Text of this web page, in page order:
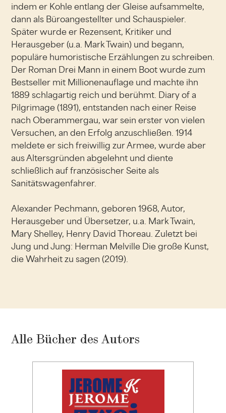
indem er Kohle entlang der Gleise aufsammelte,
dann als Büroangestellter und Schauspieler.
Später wurde er Rezensent, Kritiker und
Herausgeber (u.a. Mark Twain) und begann,
populäre humoristische Erzählungen zu schreiben.
Der Roman Drei Mann in einem Boot wurde zum
Bestseller mit Millionenauflage und machte ihn
1889 schlagartig reich und berühmt. Diary of a
Pilgrimage (1891), entstanden nach einer Reise
nach Oberammergau, war sein erster von vielen
Versuchen, an den Erfolg anzuschließen. 1914
meldete er sich freiwillig zur Armee, wurde aber
aus Altersgründen abgelehnt und diente
schließlich auf französischer Seite als
Sanitätswagenfahrer.
Alexander Pechmann, geboren 1968, Autor,
Herausgeber und Übersetzer, u.a. Mark Twain,
Mary Shelley, Henry David Thoreau. Zuletzt bei
Jung und Jung: Herman Melville Die große Kunst,
die Wahrheit zu sagen (2019).
Alle Bücher des Autors